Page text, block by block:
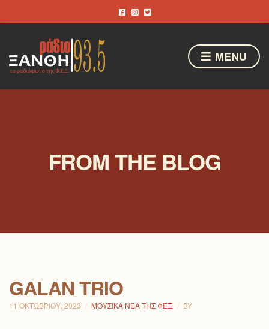
MENU
FROM THE BLOG
GALAN TRIO
11 ΟΚΤΩΒΡΊΟΥ, 2023 ΜΟΥΣΙΚΆ ΝΈΑ ΤΗΣ ΦΕΞ BY